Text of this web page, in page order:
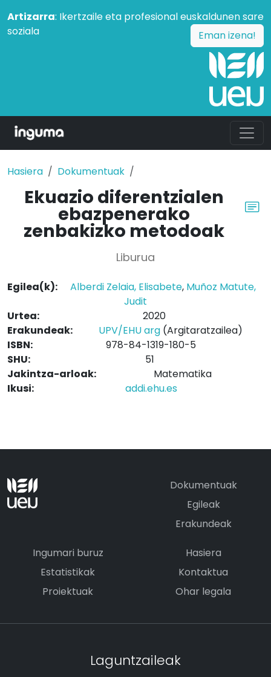
Artizarra: Ikertzaile eta profesional euskaldunen sare
soziala
Eman izena!
Hasiera Dokumentuak
Ekuazio diferentzialen
ebazpenerako
zenbakizko metodoak
Liburua
Egilea(k): Alberdi Zelaia, Elisabete, Muñoz Matute,
Judit
Urtea:
2020
Erakundeak:
UPV/EHU arg (Argitaratzailea)
ISBN:
978-84-1319-180-5
SHU:
51
Jakintza-arloak:
Matematika
Ikusi:
addi.ehu.es
Dokumentuak
Egileak
Erakundeak
Ingumari buruz
Estatistikak
Proiektuak
Hasiera
Kontaktua
Ohar legala
Laguntzaileak